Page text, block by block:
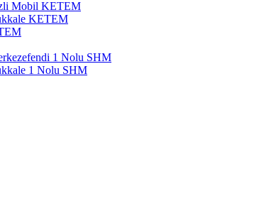
Mobil KETEM
KETEM
1 Nolu SHM
1 Nolu SHM